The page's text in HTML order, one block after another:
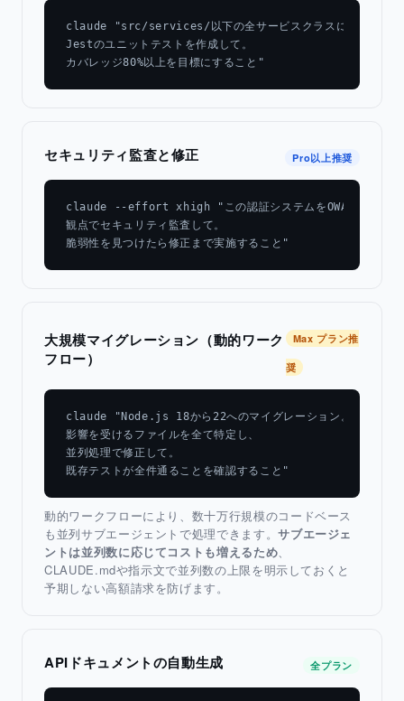
claude "src/services/以下の全サービスクラスに対して
Jestのユニットテストを作成して。
カバレッジ80%以上を目標にすること"
セキュリティ監査と修正 Pro以上推奨
claude --effort xhigh "この認証システムをOWASP Top
観点でセキュリティ監査して。
脆弱性を見つけたら修正まで実施すること"
大規模マイグレーション（動的ワーク
フロー）
Max プラン推
奨
claude "Node.js 18から22へのマイグレーション。
影響を受けるファイルを全て特定し、
並列処理で修正して。
既存テストが全件通ることを確認すること"
動的ワークフローにより、数十万行規模のコードベース
も並列サブエージェントで処理できます。サブエージェ
ントは並列数に応じてコストも増えるため、
CLAUDE.mdや指示文で並列数の上限を明示しておくと
予期しない高額請求を防げます。
APIドキュメントの自動生成 全プラン